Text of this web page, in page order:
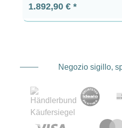
Prezzo normale:
1.892,90 €